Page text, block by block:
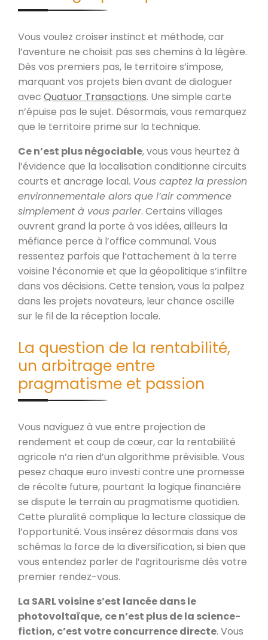
Vous voulez croiser instinct et méthode, car
l’aventure ne choisit pas ses chemins à la légère.
Dès vos premiers pas, le territoire s’impose,
marquant vos projets bien avant de dialoguer
avec Quatuor Transactions. Une simple carte
n’épuise pas le sujet. Désormais, vous remarquez
que le territoire prime sur la technique.
Ce n’est plus négociable, vous vous heurtez à
l’évidence que la localisation conditionne circuits
courts et ancrage local. Vous captez la pression
environnementale alors que l’air commence
simplement à vous parler. Certains villages
ouvrent grand la porte à vos idées, ailleurs la
méfiance perce à l’office communal. Vous
ressentez parfois que l’attachement à la terre
voisine l’économie et que la géopolitique s’infiltre
dans vos décisions. Cette tension, vous la palpez
dans les projets novateurs, leur chance oscille
sur le fil de la réception locale.
La question de la rentabilité,
un arbitrage entre
pragmatisme et passion
Vous naviguez à vue entre projection de
rendement et coup de cœur, car la rentabilité
agricole n’a rien d’un algorithme prévisible. Vous
pesez chaque euro investi contre une promesse
de récolte future, pourtant la logique financière
se dispute le terrain au pragmatisme quotidien.
Cette pluralité complique la lecture classique de
l’opportunité. Vous insérez désormais dans vos
schémas la force de la diversification, si bien que
vous entendez parler de l’agritourisme dès votre
premier rendez-vous.
La SARL voisine s’est lancée dans le
photovoltaïque, ce n’est plus de la science-
fiction, c’est votre concurrence directe. Vous